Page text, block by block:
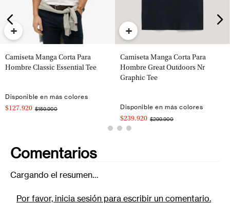
+
Camiseta Manga Corta Para
Hombre Classic Essential Tee
Disponible en más colores
$127.920 $159.900
+
Camiseta Manga Corta Para
Hombre Great Outdoors Nr
Graphic Tee
Disponible en más colores
$239.920 $299.900
Comentarios
Cargando el resumen…
Por favor, inicia sesión para escribir un comentario.